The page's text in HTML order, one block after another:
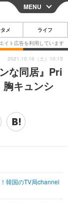
CLOSE
ートフォン
その他
・ドラマ
ブログ
MENU
メ ライフ
な同居』Pri
キュンシ
韓国のTV局channel
2021.10.16（土）10:15